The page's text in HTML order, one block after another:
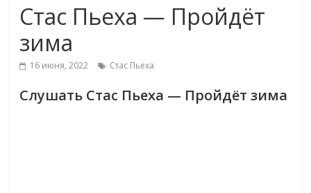
Стас Пьеха — Пройдёт
зима
16 июня, 2022 Стас Пьеха
Слушать Стас Пьеха — Пройдёт зима